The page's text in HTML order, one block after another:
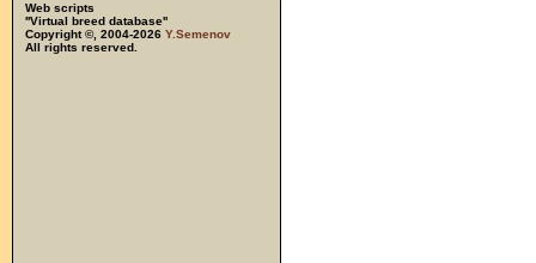
Web scripts
''Virtual breed database''
Copyright ©, 2004-2026 Y.Semenov
All rights reserved.